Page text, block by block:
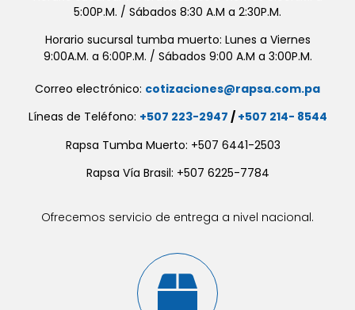
5:00P.M. / Sábados 8:30 A.M a 2:30P.M.
Horario sucursal tumba muerto: Lunes a Viernes
9:00A.M. a 6:00P.M. / Sábados 9:00 A.M a 3:00P.M.
Correo electrónico: cotizaciones@rapsa.com.pa
Líneas de Teléfono: +507 223-2947 / +507 214- 8544
Rapsa Tumba Muerto: +507 6441-2503
Rapsa Vía Brasil: +507 6225-7784
Ofrecemos servicio de entrega a nivel nacional.